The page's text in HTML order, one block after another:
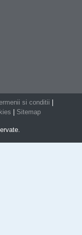
si conditii
Sitemap